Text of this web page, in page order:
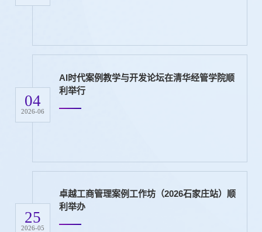
04
2026-06
AI时代案例教学与开发论坛在清华经管学院顺
利举行
25
2026-05
卓越工商管理案例工作坊（2026石家庄站）顺
利举办